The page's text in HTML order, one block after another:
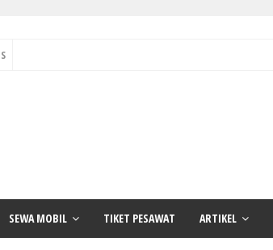
SEWA MOBIL TIKET PESAWAT ARTIKEL